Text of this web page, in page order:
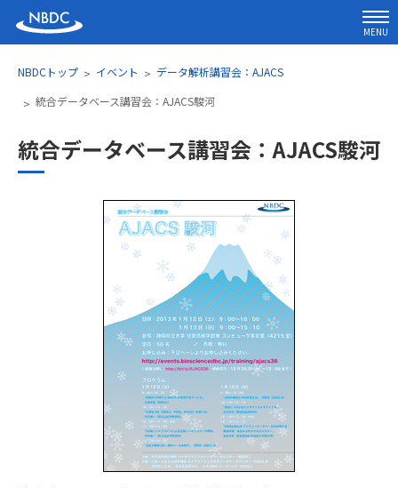
MENU
NBDCトップ イベント
データ解析講習会：AJACS
統合データベース講習会：AJACS駿河
統合データベース講習会：AJACS駿河